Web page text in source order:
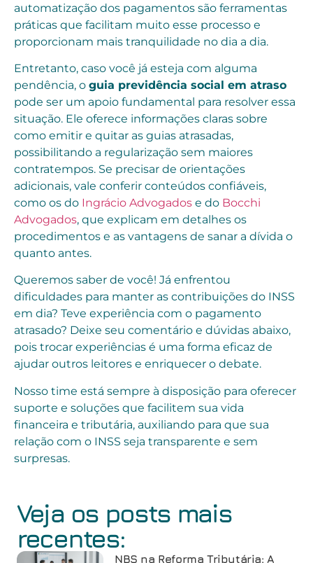
Veja os posts mais
recentes:
NBS na Reforma Tributária: A
automatização dos pagamentos são ferramentas
práticas que facilitam muito esse processo e
proporcionam mais tranquilidade no dia a dia.
Entretanto, caso você já esteja com alguma
pendência, o guia previdência social em atraso
pode ser um apoio fundamental para resolver essa
situação. Ele oferece informações claras sobre
como emitir e quitar as guias atrasadas,
possibilitando a regularização sem maiores
contratempos. Se precisar de orientações
adicionais, vale conferir conteúdos confiáveis,
como os do Ingrácio Advogados e do Bocchi
Advogados, que explicam em detalhes os
procedimentos e as vantagens de sanar a dívida o
quanto antes.
Queremos saber de você! Já enfrentou
dificuldades para manter as contribuições do INSS
em dia? Teve experiência com o pagamento
atrasado? Deixe seu comentário e dúvidas abaixo,
pois trocar experiências é uma forma eficaz de
ajudar outros leitores e enriquecer o debate.
Nosso time está sempre à disposição para oferecer
suporte e soluções que facilitem sua vida
financeira e tributária, auxiliando para que sua
relação com o INSS seja transparente e sem
surpresas.